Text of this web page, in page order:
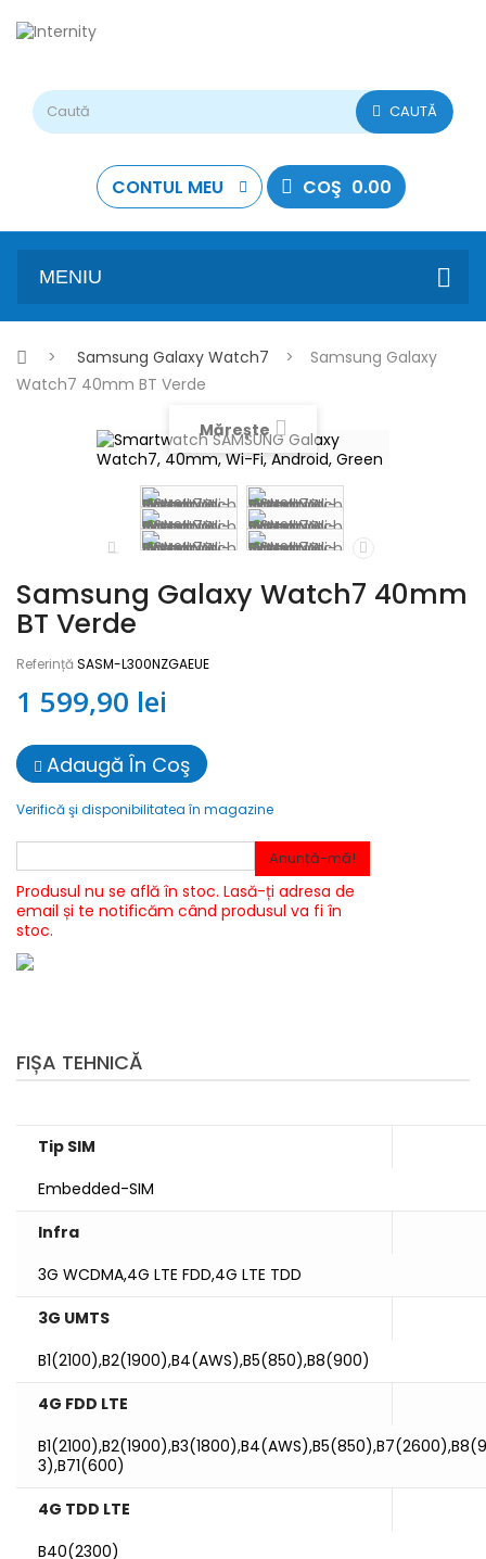
CAUTĂ
CONTUL MEU COŞ 0.00
MENIU
> Samsung Galaxy Watch7 >
Samsung Galaxy
Watch7 40mm BT Verde
Mărește
Samsung Galaxy Watch7 40mm
BT Verde
Referință SASM-L300NZGAEUE
1 599,90 lei
Adaugă În Coş
Verifică şi disponibilitatea în magazine
Anunță-mă!
Produsul nu se află în stoc. Lasă-ți adresa de
email și te notificăm când produsul va fi în
stoc.
FIȘA TEHNICĂ
Tip SIM
Embedded-SIM
Infra
3G WCDMA,4G LTE FDD,4G LTE TDD
3G UMTS
B1(2100),B2(1900),B4(AWS),B5(850),B8(900)
4G FDD LTE
3),B71(600)
4G TDD LTE
B40(2300)